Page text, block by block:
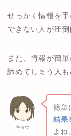
せっかく情報を
できない人が圧倒
また、情報が簡
諦めてしまう人も
キョウ
簡単
結果
よね。